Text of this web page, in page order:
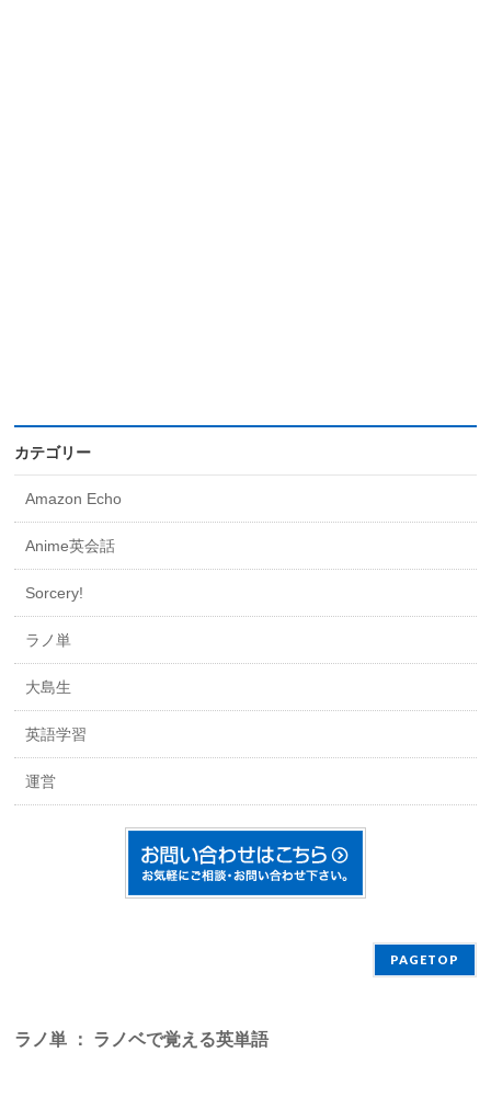
カテゴリー
Amazon Echo
Anime英会話
Sorcery!
ラノ単
大島生
英語学習
運営
PAGETOP
ラノ単 ： ラノベで覚える英単語